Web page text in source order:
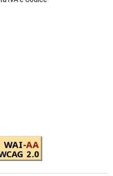
(legge
IVA e Codice